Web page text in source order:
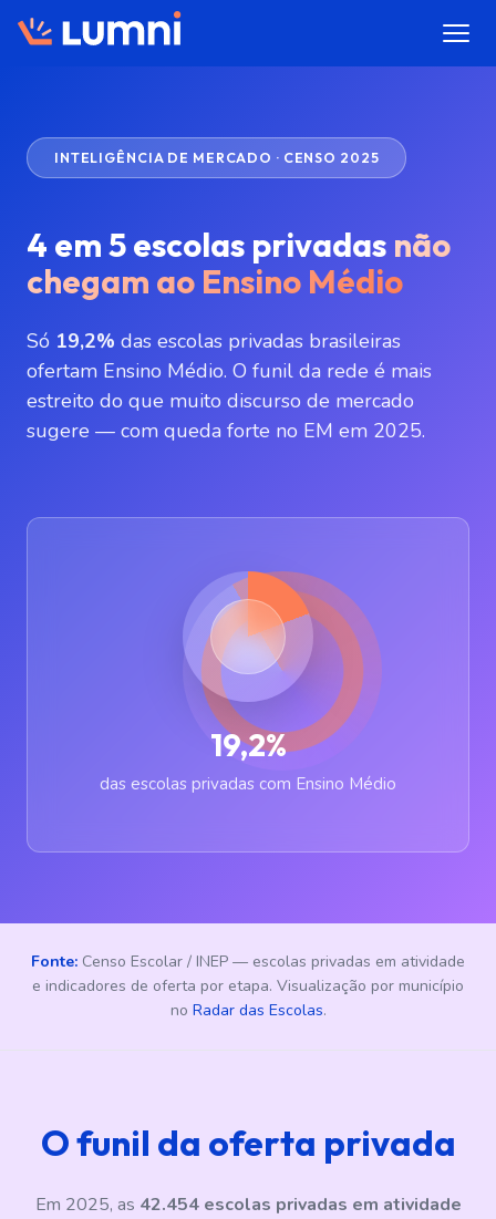
INTELIGÊNCIA DE MERCADO · CENSO 2025
4 em 5 escolas privadas não
chegam ao Ensino Médio
Só 19,2% das escolas privadas brasileiras
ofertam Ensino Médio. O funil da rede é mais
estreito do que muito discurso de mercado
sugere — com queda forte no EM em 2025.
19,2%
das escolas privadas com Ensino Médio
Fonte: Censo Escolar / INEP — escolas privadas em atividade
e indicadores de oferta por etapa. Visualização por município
no Radar das Escolas.
O funil da oferta privada
Em 2025, as 42.454 escolas privadas em atividade